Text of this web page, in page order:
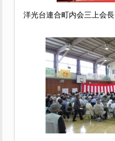
洋光台連合町内会三上会長